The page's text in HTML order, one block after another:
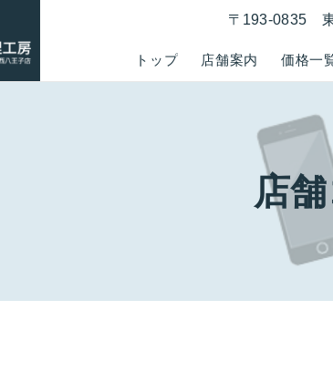
トップ 店舗案内 価格一
〒193-0835
店